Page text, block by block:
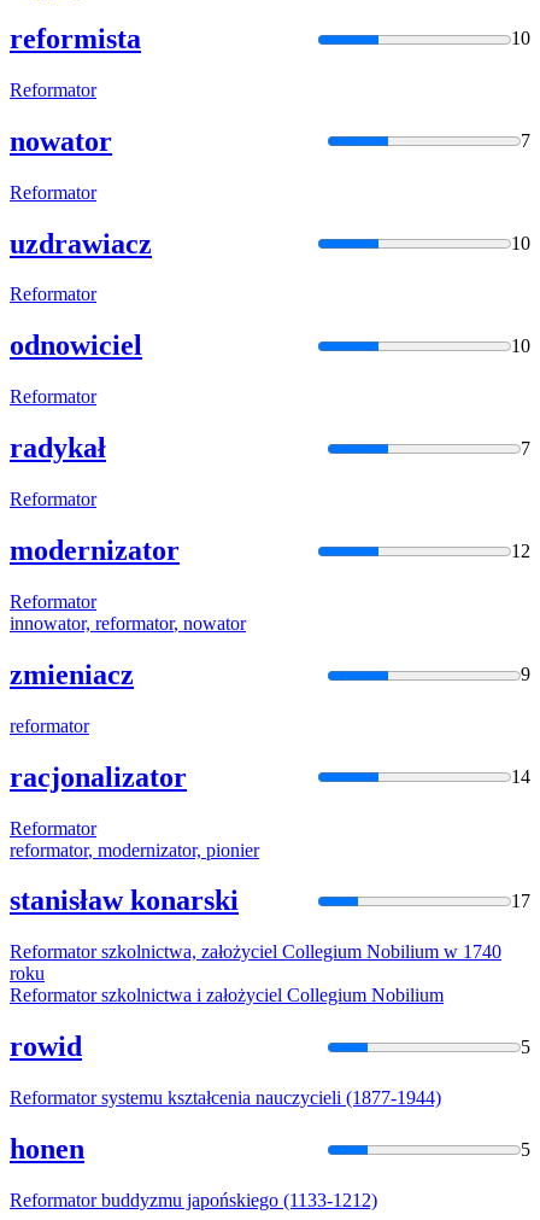
reformista 10
Reformator
nowator 7
Reformator
uzdrawiacz 10
Reformator
odnowiciel 10
Reformator
radykał 7
Reformator
modernizator 12
Reformator
innowator, reformator, nowator
zmieniacz 9
reformator
racjonalizator 14
Reformator
reformator, modernizator, pionier
stanisław konarski 17
Reformatorszkolnictwa, założyciel Collegium Nobilium w 1740
roku
Reformatorszkolnictwa i założyciel Collegium Nobilium
rowid 5
Reformatorsystemu kształcenia nauczycieli (1877-1944)
honen 5
Reformatorbuddyzmu japońskiego (1133-1212)